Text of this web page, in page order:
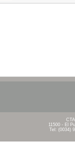
11500 - El
Tel: (0034)